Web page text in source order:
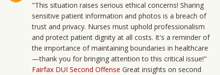
"This situation raises serious ethical concerns! Sharing
sensitive patient information and photos is a breach of
trust and privacy. Nurses must uphold professionalism
and protect patient dignity at all costs. It's a reminder of
the importance of maintaining boundaries in healthcare
—thank you for bringing attention to this critical issue!"
Fairfax DUI Second Offense Great insights on second